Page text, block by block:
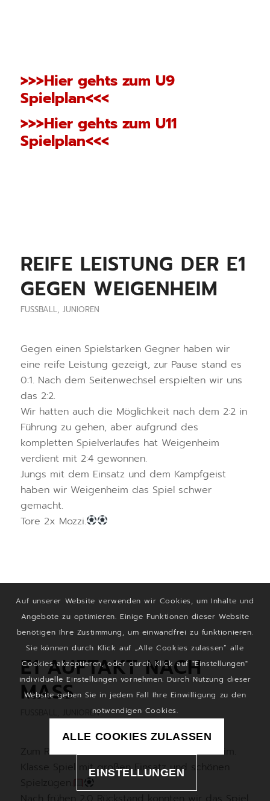
>>>Hier gehts zum U9
Spielplan<<<
>>>Hier gehts zum U11
Spielplan<<<
REIFE LEISTUNG DER E1
GEGEN WEIGENHEIM
FUSSBALL, JUNIOREN
Gegen einen Spielstarken Gegner haben wir
eine reife Leistung gezeigt, zur Pause stand es
0:1. Nach dem Seitenwechsel erspielten wir uns
das 2:2.
Wir hatten auch die Möglichkeit nach dem 2:2 in
Führung zu gehen, aber aufgrund des
kompletten Spielverlaufes hat Weigenheim
verdient mit 2:4 gewonnen.
Jungs mit dem Einsatz und dem Kampfgeist
haben wir Weigenheim das Spiel schwer
gemacht.
Tore 2x Mozzi.
E1 AUFTAKT NACH
MASS
JUNIOREN
Zum Rundenstart mussten wir nach Uffenheim.
Klasse Spiel mit großen Einsatz und schönen
Auf unserer Website verwenden wir Cookies, um Inhalte und
Angebote zu optimieren. Einige Funktionen dieser Website
benötigen Ihre Zustimmung, um einwandfrei zu funktionieren.
Sie können durch Klick auf „Alle Cookies zulassen“ alle
Cookies akzeptieren, oder durch Klick auf "Einstellungen"
individuelle Einstellungen vornehmen. Durch Nutzung dieser
Website geben Sie in jedem Fall Ihre Einwilligung zu den
notwendigen Cookies.
ALLE COOKIES ZULASSEN
EINSTELLUNGEN